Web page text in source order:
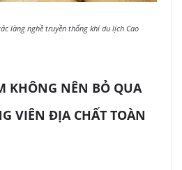
làng nghề truyền thống khi du lịch Cao
KHÔNG NÊN BỎ QUA
VIÊN ĐỊA CHẤT TOÀN